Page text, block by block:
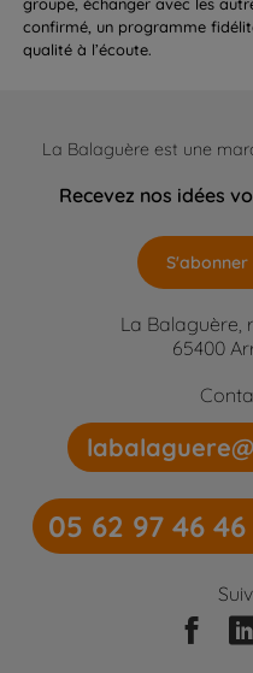
confirmé, un programme
qualité à l’écoute.
La Balaguère est une
Recevez nos idées
La Balaguère,
65400
05 62 97 46